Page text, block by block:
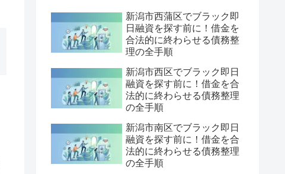
新潟市西蒲区でブラック即
日融資を探す前に！借金を
合法的に終わらせる債務整
理の全手順
新潟市西区でブラック即日
融資を探す前に！借金を合
法的に終わらせる債務整理
の全手順
新潟市南区でブラック即日
融資を探す前に！借金を合
法的に終わらせる債務整理
の全手順